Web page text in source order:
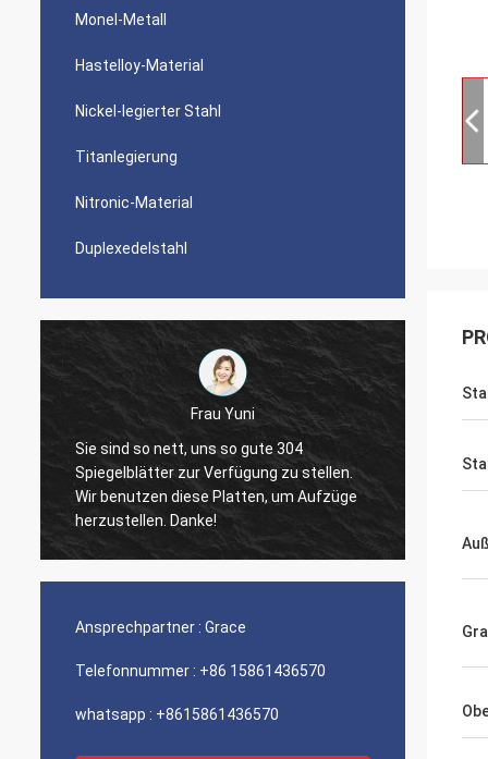
Monel-Metall
Hastelloy-Material
Nickel-legierter Stahl
Titanlegierung
Nitronic-Material
Duplexedelstahl
Frau Yuni
Sie sind so nett, uns so gute 304
Spiegelblätter zur Verfügung zu stellen.
Wir benutzen diese Platten, um Aufzüge
herzustellen. Danke!
The
nice
Ansprechpartner : Grace
Telefonnummer : +86 15861436570
whatsapp : +8615861436570